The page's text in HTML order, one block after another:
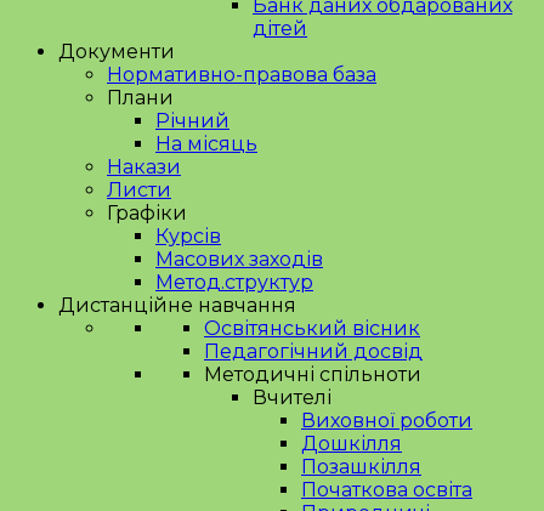
Банк даних обдарованих
дітей
Документи
Нормативно-правова база
Плани
Річний
На місяць
Накази
Листи
Графіки
Курсів
Масових заходів
Метод.структур
Дистанційне навчання
Освітянський вісник
Педагогічний досвід
Методичні спільноти
Вчителі
Виховної роботи
Дошкілля
Позашкілля
Початкова освіта